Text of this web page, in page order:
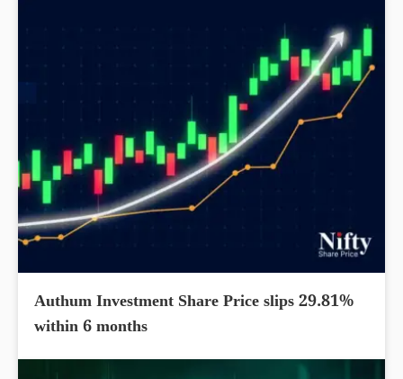
Authum Investment Share Price slips 29.81%
within 6 months